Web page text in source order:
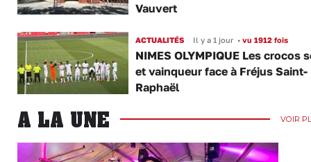
Vauvert
ACTUALITÉS Il y a 1 jour •vu 1912 fois
NIMES OLYMPIQUE Les crocos
et vainqueur face à Fréjus Saint-
Raphaël
A LA UNE VOIR